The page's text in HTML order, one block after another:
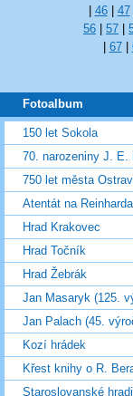
46 47
56
57
67
Fotoalbum
150 let Sokola
70. narozeniny J. E.
750 let města
Atentát na
Hrad Krakovec
Hrad Točník
Hrad Žebrák
Jan Masaryk (125.
Jan Palach (45.
Kozí hrádek
Křest knihy o R.
Staroslovanské